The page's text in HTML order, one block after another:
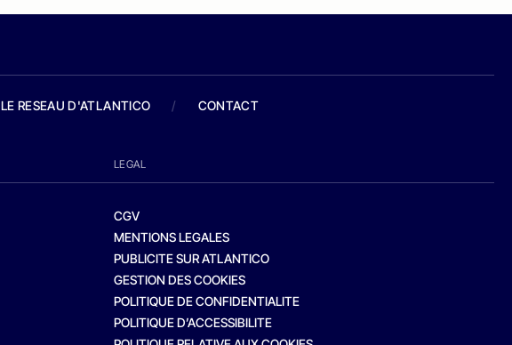
LE RESEAU D'ATLANTICO / CONTACT
LEGAL
CGV
MENTIONS LEGALES
PUBLICITE SUR ATLANTICO
GESTION DES COOKIES
POLITIQUE DE CONFIDENTIALITE
POLITIQUE D’ACCESSIBILITE